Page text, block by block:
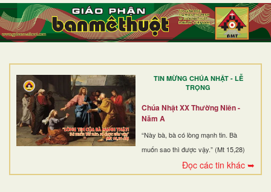
TIN MỪNG CHÚA NHẬT - LỄ
TRỌNG
Chúa Nhật XX Thường Niên -
Năm A
“Này bà, bà có lòng mạnh tin. Bà
muốn sao thì được vậy.” (Mt 15,28)
Đọc các tin khác ➥
TRANG NHẤT
GIỚI THIỆU
DÒNG TU
BAN MỤC VỤ
ĐOÀN THỂ CG
ĐIỂM HÀNH HƯƠNG